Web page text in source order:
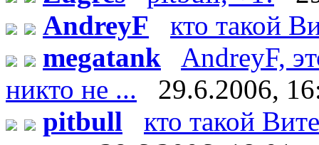
AndreyF
кто такой
megatank
AndreyF,
никто не ...
29.6.2006,
pitbull
кто такой